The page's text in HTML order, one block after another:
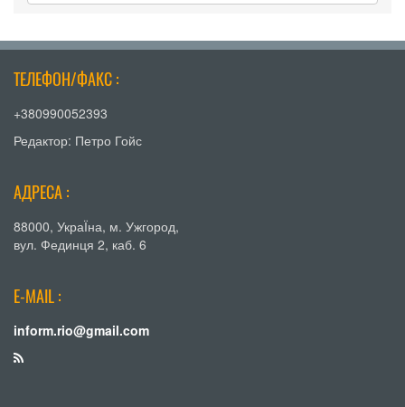
ТЕЛЕФОН/ФАКС :
+380990052393
Редактор: Петро Гойс
АДРЕСА :
88000, УкраЇна, м. Ужгород,
вул. Фединця 2, каб. 6
E-MAIL :
inform.rio@gmail.com